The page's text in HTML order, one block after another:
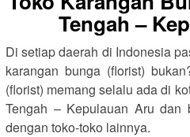
Tengah –
Di setiap daerah di Indonesia
karangan bunga (florist)
(florist) memang selalu ada di
Tengah – Kepulauan Aru dan
dengan toko-toko lainnya.